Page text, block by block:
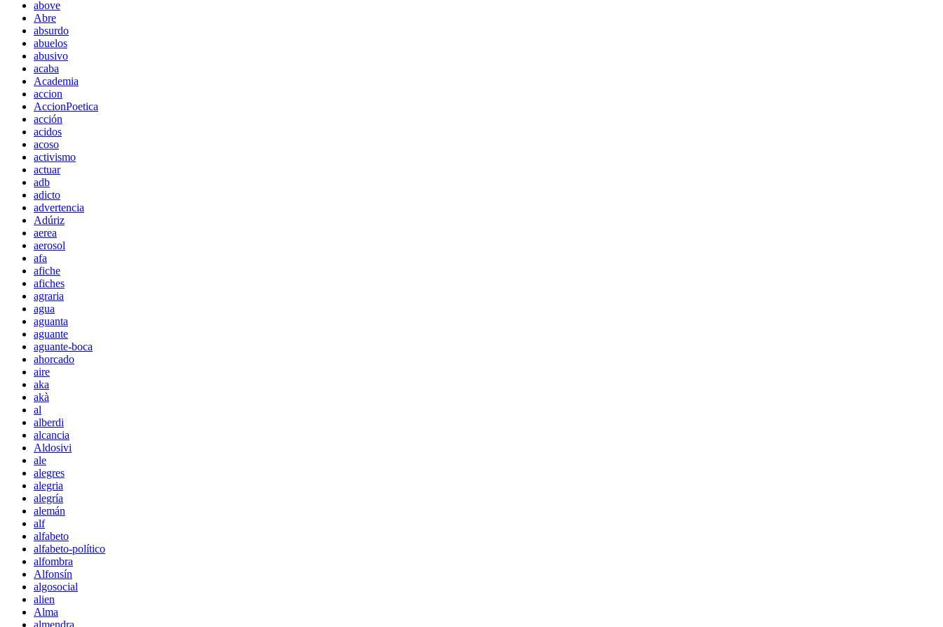
above
Abre
absurdo
abuelos
abusivo
acaba
Academia
accion
AccionPoetica
acción
acidos
acoso
activismo
actuar
adb
adicto
advertencia
Adúriz
aerea
aerosol
afa
afiche
afiches
agraria
agua
aguanta
aguante
aguante-boca
ahorcado
aire
aka
akà
al
alberdi
alcancia
Aldosivi
ale
alegres
alegria
alegría
alemán
alf
alfabeto
alfabeto-político
alfombra
Alfonsín
algosocial
alien
Alma